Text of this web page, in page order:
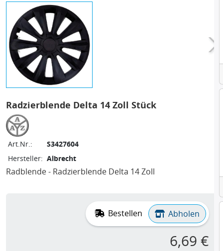
Radzierblende Delta 14 Zoll Stück
Art.Nr.:
S3427604
Hersteller: Albrecht
Radblende - Radzierblende Delta 14 Zoll
Bestellen Abholen
6,69 €